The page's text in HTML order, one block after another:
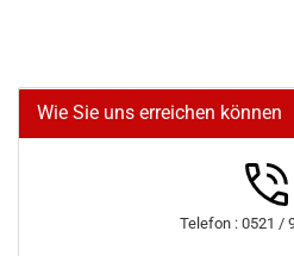
Wie Sie uns erreichen können
Telefon : 0521 /